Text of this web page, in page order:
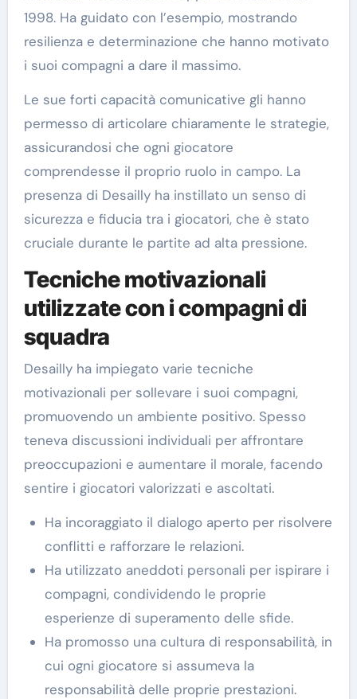
1998. Ha guidato con l’esempio, mostrando
resilienza e determinazione che hanno motivato
i suoi compagni a dare il massimo.
Le sue forti capacità comunicative gli hanno
permesso di articolare chiaramente le strategie,
assicurandosi che ogni giocatore
comprendesse il proprio ruolo in campo. La
presenza di Desailly ha instillato un senso di
sicurezza e fiducia tra i giocatori, che è stato
cruciale durante le partite ad alta pressione.
Tecniche motivazionali
utilizzate con i compagni di
squadra
Desailly ha impiegato varie tecniche
motivazionali per sollevare i suoi compagni,
promuovendo un ambiente positivo. Spesso
teneva discussioni individuali per affrontare
preoccupazioni e aumentare il morale, facendo
sentire i giocatori valorizzati e ascoltati.
Ha incoraggiato il dialogo aperto per risolvere
conflitti e rafforzare le relazioni.
Ha utilizzato aneddoti personali per ispirare i
compagni, condividendo le proprie
esperienze di superamento delle sfide.
Ha promosso una cultura di responsabilità, in
cui ogni giocatore si assumeva la
responsabilità delle proprie prestazioni.